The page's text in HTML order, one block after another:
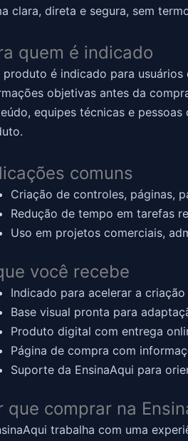
clara, direta e segura, sem
quem é indicado
produto é indicado para
objetivas antes da
equipes técnicas e
comuns
Criação de controles, páginas,
Redução de tempo em tarefas
Uso em projetos comerciais,
você recebe
Indicado para acelerar a
Base visual pronta para
Produto digital com entrega
Página de compra com
Suporte da EnsinaAqui para
que comprar na
trabalha com uma